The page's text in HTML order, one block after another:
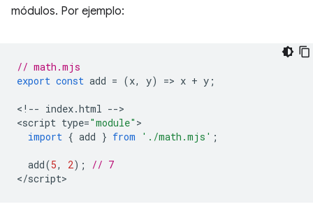
módulos. Por ejemplo:
// math.mjs
export const add = (x, y) => x + y ;
< !-- index.html -->
<script type="module"
import { add } from './math.mjs' ;
add(5, 2);
// 7
</script